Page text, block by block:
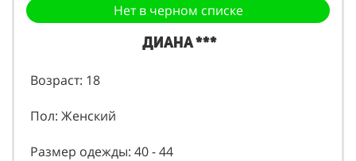
Нет в черном списке
Диана ***
Возраст: 18
Пол: Женский
Размер одежды: 40 - 44